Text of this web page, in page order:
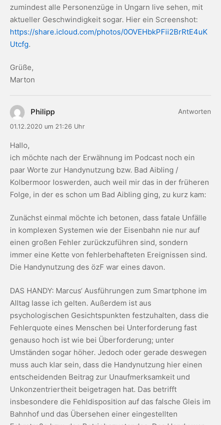
zumindest alle Personenzüge in Ungarn live sehen, mit
aktueller Geschwindigkeit sogar. Hier ein Screenshot:
https://share.icloud.com/photos/0OVEHbkPFii2BrRtE4uK
Utcfg.
Grüße,
Marton
Philipp
01.12.2020 um 21:26 Uhr
Hallo,
ich möchte nach der Erwähnung im Podcast noch ein
paar Worte zur Handynutzung bzw. Bad Aibling /
Kolbermoor loswerden, auch weil mir das in der früheren
Folge, in der es schon um Bad Aibling ging, zu kurz kam:
Zunächst einmal möchte ich betonen, dass fatale Unfälle
in komplexen Systemen wie der Eisenbahn nie nur auf
einen großen Fehler zurückzuführen sind, sondern
immer eine Kette von fehlerbehafteten Ereignissen sind.
Die Handynutzung des özF war eines davon.
DAS HANDY: Marcus‘ Ausführungen zum Smartphone im
Alltag lasse ich gelten. Außerdem ist aus
psychologischen Gesichtspunkten festzuhalten, dass die
Fehlerquote eines Menschen bei Unterforderung fast
genauso hoch ist wie bei Überforderung; unter
Umständen sogar höher. Jedoch oder gerade deswegen
muss auch klar sein, dass die Handynutzung hier einen
entscheidenden Beitrag zur Unaufmerksamkeit und
Unkonzentriertheit beigetragen hat. Das betrifft
insbesondere die Fehldisposition auf das falsche Gleis im
Bahnhof und das Übersehen einer eingestellten
Antworten